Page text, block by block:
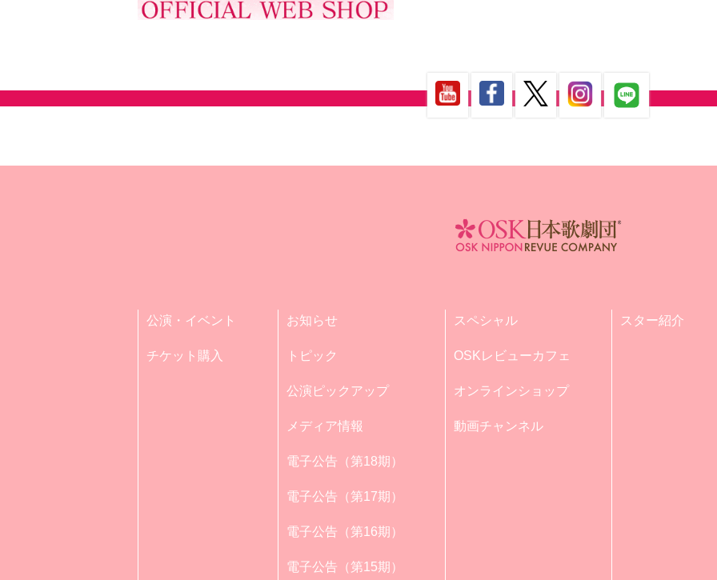
公演・イベント
チケット購入
お知らせ
トピック
公演ピックアップ
メディア情報
電子公告（第18期）
電子公告（第17期）
電子公告（第16期）
電子公告（第15期）
スペシャル
OSKレビューカフェ
オンラインショップ
動画チャンネル
スター紹介